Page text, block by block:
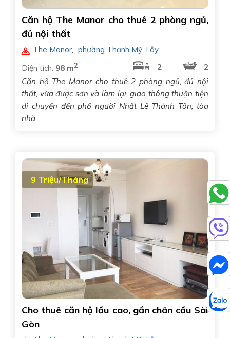
Căn hộ The Manor cho thuê 2 phòng ngủ,
đủ nội thất
The Manor, phường Thạnh Mỹ Tây
Diện tích: 98 m2 2
2
Căn hộ The Manor cho thuê 2 phòng ngủ, đủ nội
thất, vừa được sơn và làm lại, giao thông thuận tiện
di chuyển đến phố người Nhật Lê Thánh Tôn, tòa
nhà..
9 Triệu/Tháng
Cho thuê căn hộ lầu cao, gần chân cầu Sài
Gòn